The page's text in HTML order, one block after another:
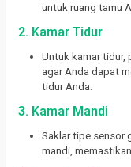
untuk ruang tamu
2. Kamar Tidur
Untuk kamar tidur,
agar Anda dapat
tidur Anda.
3. Kamar Mandi
Saklar tipe sensor
mandi,